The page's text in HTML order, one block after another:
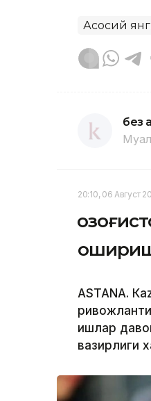
Асосий
без
20:10, 06 Август
ошириш
ASTANА.
ишлар
вазирлиги